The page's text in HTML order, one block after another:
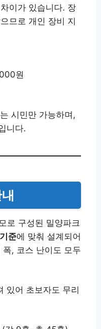
이가 있습니다. 장
므로 개인 장비 지
원
시민만 가능하며,
니다.
로 구성된 밀양파크
준에 맞춰 설계되어
, 코스 난이도 모두
있어 초보자도 무리